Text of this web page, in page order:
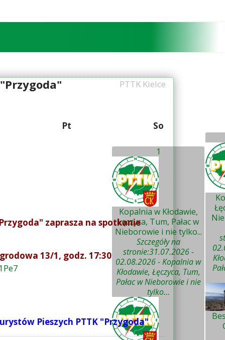
Pt So
1
Kopalnia w Kłodawie,
Łęczyca, Tum, Pałac w
Nieborowie i nie tylko...
Szczegóły na
stronie:31.07.2026 -
02.08.2026 - Kopalnia w
Kłodawie, Łęczyca, Tum,
Pałac w Nieborowie i nie
tylko...
PTTK Kielce
zaprasza na spotkanie
13/1, godz. 17:30
Pieszych PTTK "Przygoda"